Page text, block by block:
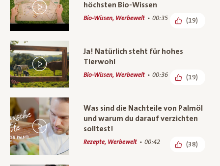
höchsten Bio-Wissen
Bio-Wissen, Werbewelt 00:35 (19)
Ja! Natürlich steht für hohes
Tierwohl
Bio-Wissen, Werbewelt 00:36 (19)
Was sind die Nachteile von Palmöl
und warum du darauf verzichten
solltest!
Rezepte, Werbewelt 00:42 (38)